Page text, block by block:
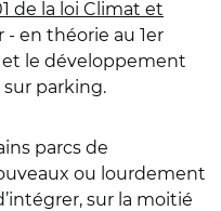
de la loi Climat et
- en théorie au 1er
et le développement
parking.
parcs de
ou lourdement
sur la moitié